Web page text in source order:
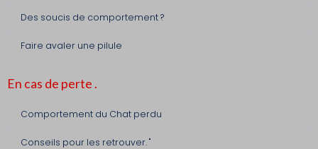
Des soucis de comportement ?
Faire avaler une pilule
En cas de perte .
Comportement du Chat perdu
Conseils pour les retrouver. "